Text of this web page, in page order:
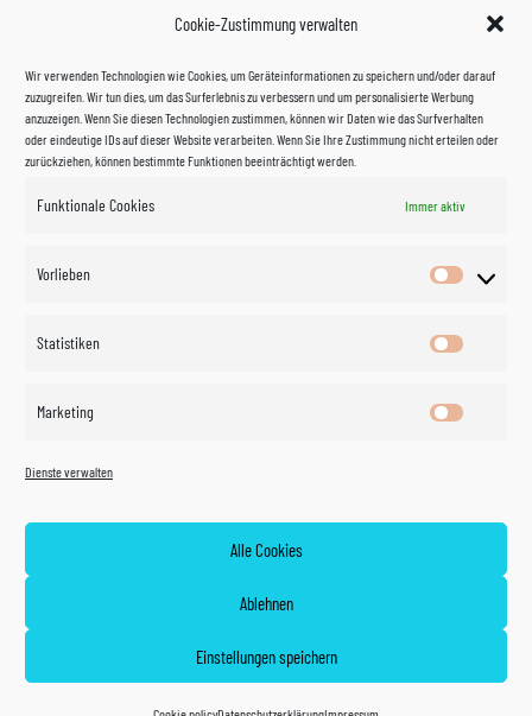
Cookie-Zustimmung verwalten
Wir verwenden Technologien wie Cookies, um Geräteinformationen zu speichern und/oder darauf
zuzugreifen. Wir tun dies, um das Surferlebnis zu verbessern und um personalisierte Werbung
anzuzeigen. Wenn Sie diesen Technologien zustimmen, können wir Daten wie das Surfverhalten
oder eindeutige IDs auf dieser Website verarbeiten. Wenn Sie Ihre Zustimmung nicht erteilen oder
zurückziehen, können bestimmte Funktionen beeinträchtigt werden.
Funktionale Cookies Immer aktiv
Vorlieben
Vorlieben
Statistiken
Marketing
Dienste verwalten
Alle Cookies
Ablehnen
Einstellungen speichern
©